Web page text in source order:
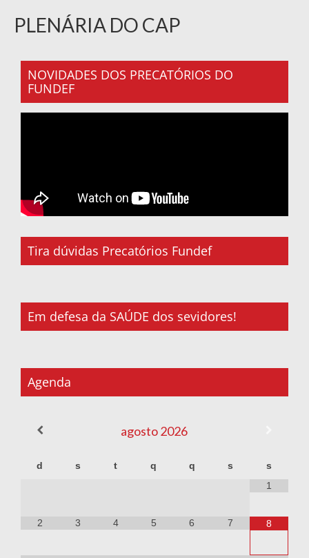
PLENÁRIA DO CAP
NOVIDADES DOS PRECATÓRIOS DO
FUNDEF
Tira dúvidas Precatórios Fundef
Em defesa da SAÚDE dos sevidores!
Agenda
agosto2026
d s t q q s
s
1
2 3 4 5 6 7 8